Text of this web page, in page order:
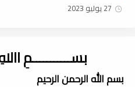
27 يوليو 2023
بســـــــــــمِ
بسم الله الرحمن الرحيم